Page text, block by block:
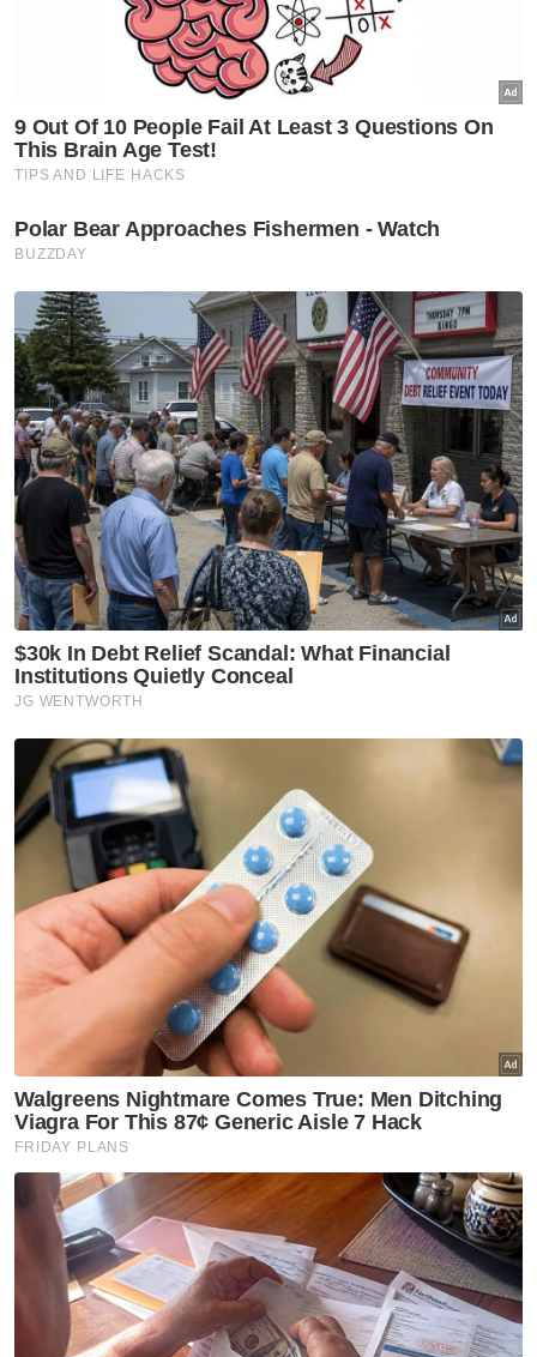
Artikel Berkaitan:
PRN Johor: Pelajar di China bersemangat pulang
mengundi demi tanggungjawab
Guru, tiga pelajar terlibat nahas: Kemalangan luar
jangka, prosedur semua dipatuhi - Exco Melaka
Tiga maut, lima cedera nahas Proton X70, Perodua
Alza
"Pasukan bomba berjaya mengeluarkan dua
mangsa yang cedera diserahkan kepada
Kementerian Kesihatan (KKM) untuk
mendapatkan rawatan lanjut," katanya dalam
satu kenyataan pada Rabu.
Keadaan di lokasi kemalangan yang membabitkan sebuah
kereta dan lori di Solok Duku, Masjid Tanah pada Rabu. Foto tular
Beliau berkata, operasi yang membabitkan
enam anggota dari Balai Bomba dan
Penyelamat (BBP) Masjid Tanah tamat
sepenuhnya pada jam 4.38 petang selepas
anggota memastikan tiada lagi sebarang
bahaya di lokasi kejadian.